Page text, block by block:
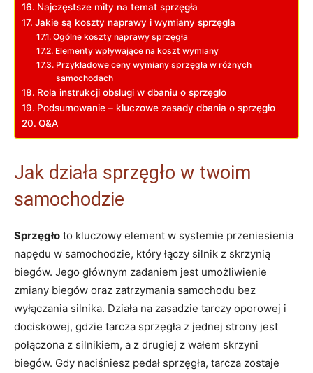
Najczęstsze mity ⁤na temat sprzęgła
Jakie są ​koszty naprawy i ⁤wymiany sprzęgła
Ogólne koszty naprawy sprzęgła
Elementy wpływające na koszt wymiany
Przykładowe​ ceny wymiany sprzęgła w różnych
samochodach
Rola instrukcji obsługi w dbaniu o sprzęgło
Podsumowanie – kluczowe zasady ⁤dbania ​o sprzęgło
Q&A
Jak działa sprzęgło w twoim
samochodzie
Sprzęgło to kluczowy element w systemie przeniesienia
napędu w samochodzie, który ⁤łączy silnik⁣ z skrzynią
biegów. Jego⁤ głównym zadaniem‌ jest ⁣umożliwienie
zmiany biegów oraz ⁤zatrzymania ⁣samochodu bez
wyłączania​ silnika. ‍Działa na zasadzie tarczy oporowej i
dociskowej, gdzie⁣ tarcza sprzęgła z jednej strony jest⁢
połączona z silnikiem, a z drugiej z wałem skrzyni
biegów. Gdy naciśniesz pedał sprzęgła, tarcza zostaje‌